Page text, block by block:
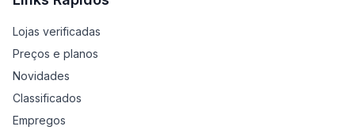
Lojas verificadas
Preços e planos
Novidades
Classificados
Empregos